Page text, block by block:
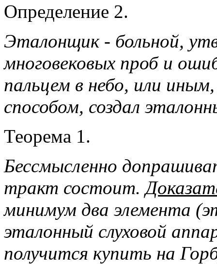
Определение 2.
Эталонщик - больной,
многовековых проб и
пальцем в небо, или
способом, создал
Теорема 1.
Бессмысленно
тракт состоит.
минимум два элемента
эталонный слуховой
получится купить на